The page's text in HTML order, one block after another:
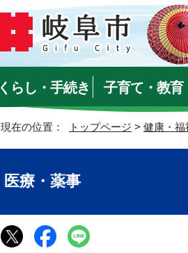
くらし・手続き 子育て・教育
現在の位置： トップページ > 健康・福
医療・薬事